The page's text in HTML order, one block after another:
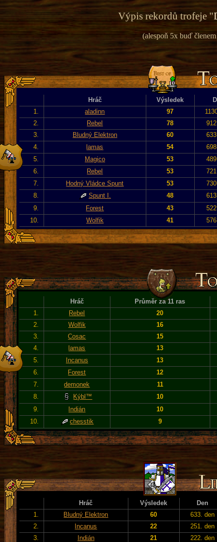
Výpis rekordů trofeje "
(alespoň 5x buď
Hráč Výsledek
1.
aladinn 97
2.
Rebel 78
3.
Bludný Elektron 60
4.
lamas 54
5.
Magico 53
6.
Rebel 53
7.
Hodný Vládce Spunt 53
8.
Spunt I. 48
9.
Forest 43
10.
Wolfik 41
Hráč
Průměr za 11 ras
1.
Rebel
20
2.
Wolfik
16
3.
Cosac
15
4.
lamas
13
5.
Incanus
13
6.
Forest
12
7.
demonek
11
8.
Kýbl™
10
9.
Indián
10
10.
chesstik 9
Hráč Výsledek
Den
1.
Bludný Elektron 60
633. den
2.
Incanus 22
251. den
3.
Indián 21
222. den